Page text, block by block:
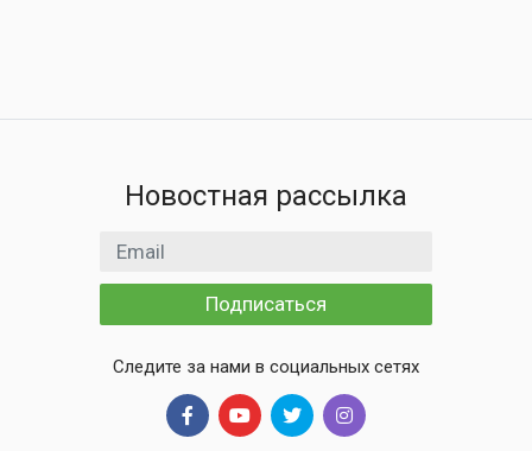
Новостная рассылка
Email адрес
Подписаться
Следите за нами в социальных сетях